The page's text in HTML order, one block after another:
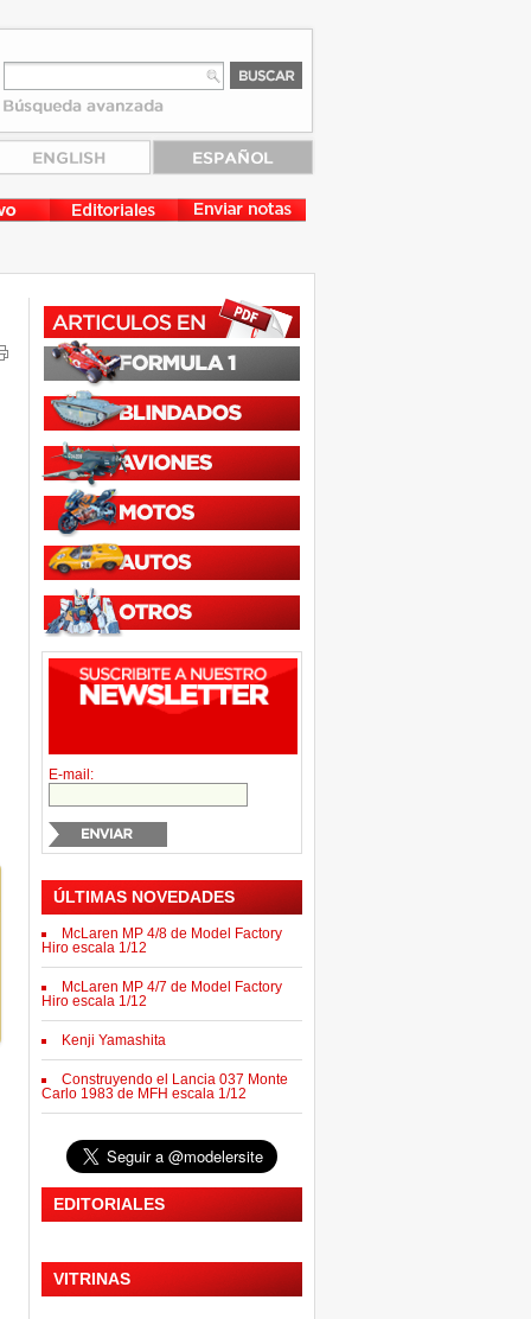
E-mail:
ÚLTIMAS NOVEDADES
McLaren MP 4/8 de Model Factory
Hiro escala 1/12
McLaren MP 4/7 de Model Factory
Hiro escala 1/12
Kenji Yamashita
Construyendo el Lancia 037 Monte
Carlo 1983 de MFH escala 1/12
EDITORIALES
VITRINAS